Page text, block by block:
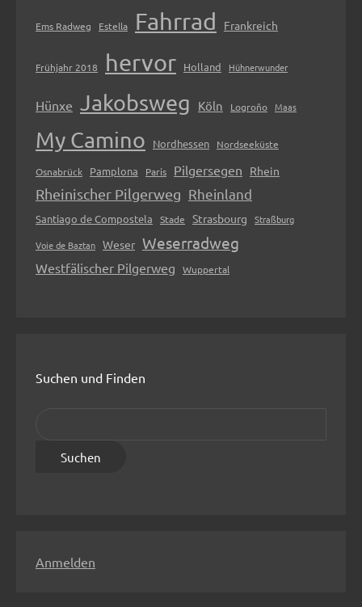
Ems Radweg Estella Fahrrad Frankreich
Frühjahr 2018 hervor Holland Hühnerwunder
Hünxe Jakobsweg Köln Logroño Maas
My Camino Nordhessen Nordseeküste
Osnabrück Pamplona Paris Pilgersegen Rhein
Rheinischer Pilgerweg Rheinland
Santiago de Compostela Stade Strasbourg
Straßburg
Voie de Baztan Weser Weserradweg
Westfälischer Pilgerweg Wuppertal
Suchen und Finden
n
Anmelden